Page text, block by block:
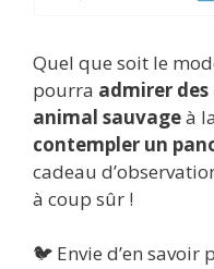
Quel que soit le
pourra admirer
animal sauvageà
contempler un
cadeau
à coup sûr !
🐦 Envie d’en savoir